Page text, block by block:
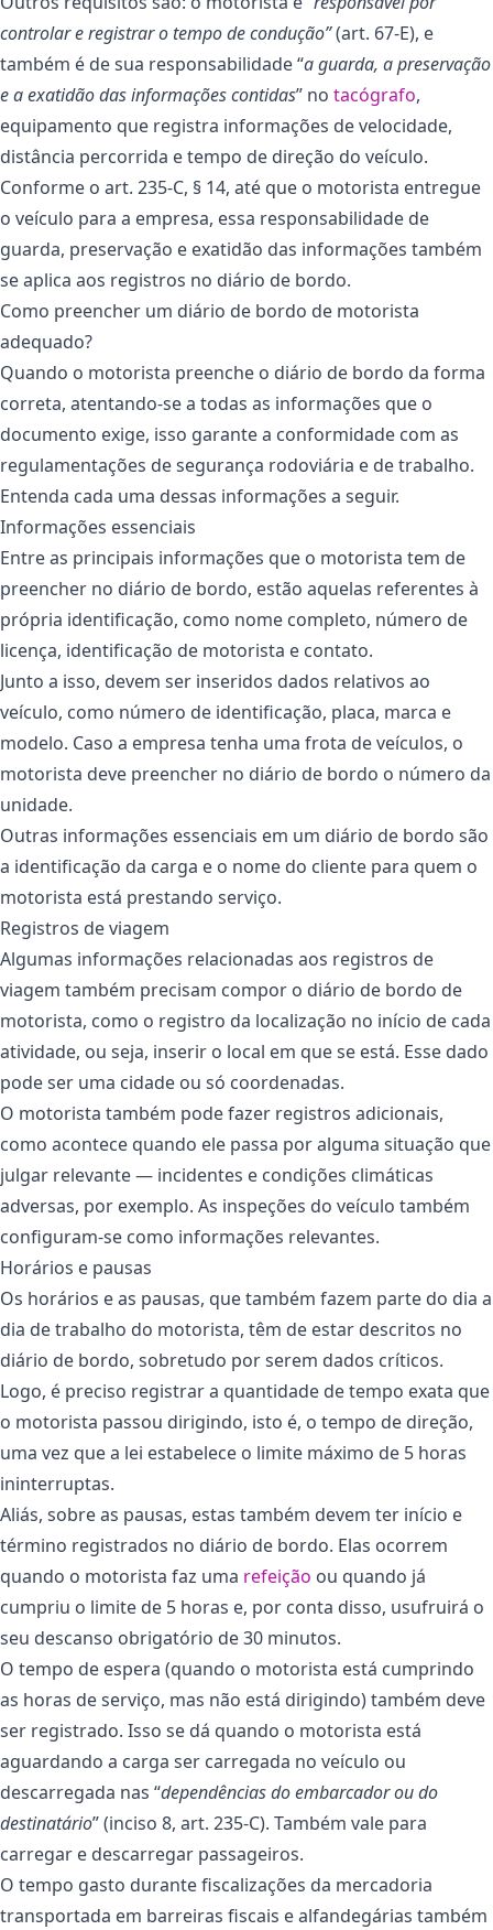
controlar e registrar o tempo de condução”(art. 67-E), e
também é de sua responsabilidade “a guarda, a preservação
e a exatidão das informações contidas” no tacógrafo,
equipamento que registra informações de velocidade,
distância percorrida e tempo de direção do veículo.
Conforme o art. 235-C, § 14, até que o motorista entregue
o veículo para a empresa, essa responsabilidade de
guarda, preservação e exatidão das informações também
se aplica aos registros no diário de bordo.
Como preencher um diário de bordo de motorista
adequado?
Quando o motorista preenche o diário de bordo da forma
correta, atentando-se a todas as informações que o
documento exige, isso garante a conformidade com as
regulamentações de segurança rodoviária e de trabalho.
Entenda cada uma dessas informações a seguir.
Informações essenciais
Entre as principais informações que o motorista tem de
preencher no diário de bordo, estão aquelas referentes à
própria identificação, como nome completo, número de
licença, identificação de motorista e contato.
Junto a isso, devem ser inseridos dados relativos ao
veículo, como número de identificação, placa, marca e
modelo. Caso a empresa tenha uma frota de veículos, o
motorista deve preencher no diário de bordo o número da
unidade.
Outras informações essenciais em um diário de bordo são
a identificação da carga e o nome do cliente para quem o
motorista está prestando serviço.
Registros de viagem
Algumas informações relacionadas aos registros de
viagem também precisam compor o diário de bordo de
motorista, como o registro da localização no início de cada
atividade, ou seja, inserir o local em que se está. Esse dado
pode ser uma cidade ou só coordenadas.
O motorista também pode fazer registros adicionais,
como acontece quando ele passa por alguma situação que
julgar relevante — incidentes e condições climáticas
adversas, por exemplo. As inspeções do veículo também
configuram-se como informações relevantes.
Horários e pausas
Os horários e as pausas, que também fazem parte do dia a
dia de trabalho do motorista, têm de estar descritos no
diário de bordo, sobretudo por serem dados críticos.
Logo, é preciso registrar a quantidade de tempo exata que
o motorista passou dirigindo, isto é, o tempo de direção,
uma vez que a lei estabelece o limite máximo de 5 horas
ininterruptas.
Aliás, sobre as pausas, estas também devem ter início e
término registrados no diário de bordo. Elas ocorrem
quando o motorista faz uma refeição ou quando já
cumpriu o limite de 5 horas e, por conta disso, usufruirá o
seu descanso obrigatório de 30 minutos.
O tempo de espera (quando o motorista está cumprindo
as horas de serviço, mas não está dirigindo) também deve
ser registrado. Isso se dá quando o motorista está
aguardando a carga ser carregada no veículo ou
descarregada nas “dependências do embarcador ou do
destinatário” (inciso 8, art. 235-C). Também vale para
carregar e descarregar passageiros.
O tempo gasto durante fiscalizações da mercadoria
transportada em barreiras fiscais e alfandegárias também